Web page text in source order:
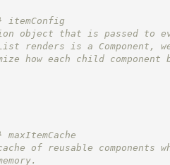
itemConfig
that is passed to every
is a Component, we
each child component
maxItemCache
reusable components when